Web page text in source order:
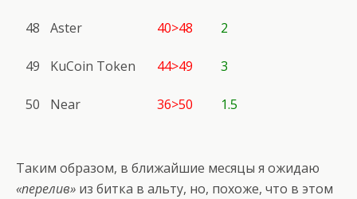
48 Aster 40>48 2
49 KuCoin Token 44>49 3
50 Near 36>50 1.5
Таким образом, в ближайшие месяцы я ожидаю
«перелив» из битка в альту, но, похоже, что в этом